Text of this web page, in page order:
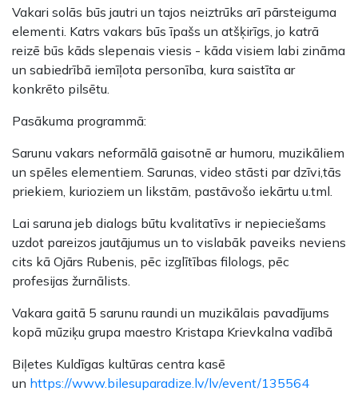
Vakari solās būs jautri un tajos neiztrūks arī pārsteiguma
elementi. Katrs vakars būs īpašs un atšķirīgs, jo katrā
reizē būs kāds slepenais viesis - kāda visiem labi zināma
un sabiedrībā iemīļota personība, kura saistīta ar
konkrēto pilsētu.
Pasākuma programmā:
Sarunu vakars neformālā gaisotnē ar humoru, muzikāliem
un spēles elementiem. Sarunas, video stāsti par dzīvi,tās
priekiem, kurioziem un likstām, pastāvošo iekārtu u.tml.
Lai saruna jeb dialogs būtu kvalitatīvs ir nepieciešams
uzdot pareizos jautājumus un to vislabāk paveiks neviens
cits kā Ojārs Rubenis, pēc izglītības filologs, pēc
profesijas žurnālists.
Vakara gaitā 5 sarunu raundi un muzikālais pavadījums
kopā mūziķu grupa maestro Kristapa Krievkalna vadībā
Biļetes Kuldīgas kultūras centra kasē
un https://www.bilesuparadize.lv/lv/event/135564